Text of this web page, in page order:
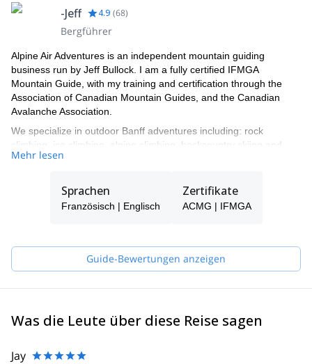
-Jeff 4.9 (68)
Bergführer
Alpine Air Adventures is an independent mountain guiding
business run by Jeff Bullock. I am a fully certified IFMGA
Mountain Guide, with my training and certification through the
Association of Canadian Mountain Guides, and the Canadian
Avalanche Association.
We specialize in outdoor Banff adventures including: rock
climbing, ice climbing, alpine climbing, backcountry skiing and
snowboarding, avalanche courses and improvised rope rescue
Based out of Banff, Alberta, Canada in the heart of the rugged
Canadian Rocky Mountains, Alpine Air offers everything
right at my doorstep I am always keen to take on any adventure
and I am excited to have you along. Contact me to begin
Mehr lesen
Sprachen
Französisch | Englisch
Zertifikate
ACMG | IFMGA
Guide-Bewertungen anzeigen
Was die Leute über diese Reise sagen
Jay